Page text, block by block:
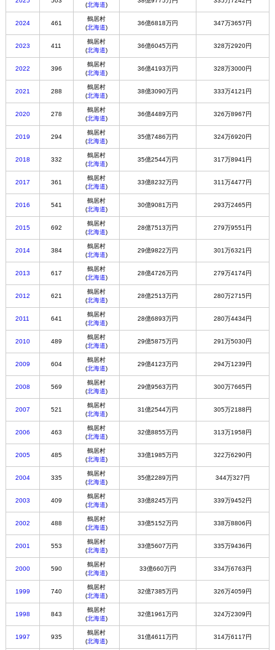
(北海道)
2024 461
鶴居村
(北海道)
36億6818万円 347万3657円
2023 411
鶴居村
(北海道)
36億6045万円 328万2920円
2022 396
鶴居村
(北海道)
36億4193万円 328万3000円
2021 288
鶴居村
(北海道)
38億3090万円 333万4121円
2020 278
鶴居村
(北海道)
36億4489万円 326万8967円
2019 294
鶴居村
(北海道)
35億7486万円 324万6920円
2018 332
鶴居村
(北海道)
35億2544万円 317万8941円
2017 361
鶴居村
(北海道)
33億8232万円 311万4477円
2016 541
鶴居村
(北海道)
30億9081万円 293万2465円
2015 692
鶴居村
(北海道)
28億7513万円 279万9551円
2014 384
鶴居村
(北海道)
29億9822万円 301万6321円
2013 617
鶴居村
(北海道)
28億4726万円 279万4174円
2012 621
鶴居村
(北海道)
28億2513万円 280万2715円
2011 641
鶴居村
(北海道)
28億6893万円 280万4434円
2010 489
鶴居村
(北海道)
29億5875万円 291万5030円
2009 604
鶴居村
(北海道)
29億4123万円 294万1239円
2008 569
鶴居村
(北海道)
29億9563万円 300万7665円
2007 521
鶴居村
(北海道)
31億2544万円 305万2188円
2006 463
鶴居村
(北海道)
32億8855万円 313万1958円
2005 485
鶴居村
(北海道)
33億1985万円 322万6290円
2004 335
鶴居村
(北海道)
35億2289万円 344万327円
2003 409
鶴居村
(北海道)
33億8245万円 339万9452円
2002 488
鶴居村
(北海道)
33億5152万円 338万8806円
2001 553
鶴居村
(北海道)
33億5607万円 335万9436円
2000 590
鶴居村
(北海道)
33億660万円 334万6763円
1999 740
鶴居村
(北海道)
32億7385万円 326万4059円
1998 843
鶴居村
(北海道)
32億1961万円 324万2309円
1997 935
鶴居村
(北海道)
31億4611万円 314万6117円